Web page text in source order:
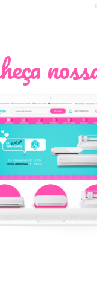
Léia Pastori